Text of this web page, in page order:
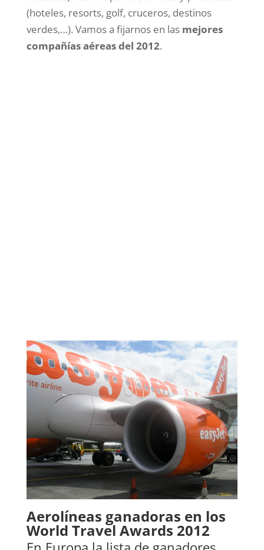
(hoteles, resorts, golf, cruceros, destinos
verdes,…). Vamos a fijarnos en las mejores
compañías aéreas del 2012.
Aerolíneas ganadoras en los
World Travel Awards 2012